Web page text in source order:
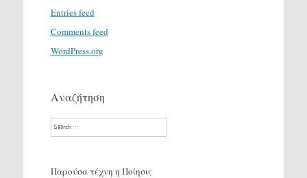
Entries feed
Comments feed
WordPress.org
Αναζήτηση
Search
Παρούσα τέχνη η Ποίησις